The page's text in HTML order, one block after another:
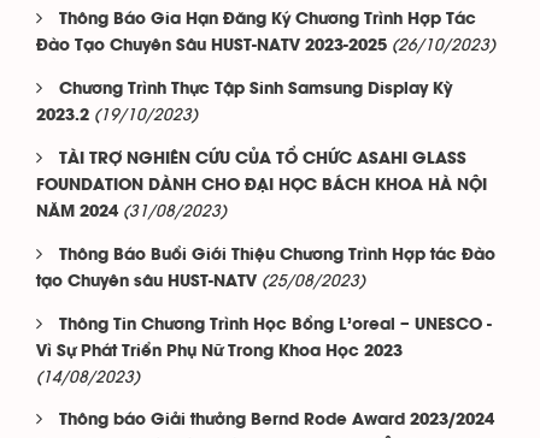
Thông Báo Gia Hạn Đăng Ký Chương Trình Hợp Tác
Đào Tạo Chuyên Sâu HUST-NATV 2023-2025 (26/10/2023)
Chương Trình Thực Tập Sinh Samsung Display Kỳ
2023.2 (19/10/2023)
TÀI TRỢ NGHIÊN CỨU CỦA TỔ CHỨC ASAHI GLASS
FOUNDATION DÀNH CHO ĐẠI HỌC BÁCH KHOA HÀ NỘI
NĂM 2024 (31/08/2023)
Thông Báo Buổi Giới Thiệu Chương Trình Hợp tác Đào
tạo Chuyên sâu HUST-NATV (25/08/2023)
Thông Tin Chương Trình Học Bổng L’oreal – UNESCO -
Vì Sự Phát Triển Phụ Nữ Trong Khoa Học 2023
(14/08/2023)
Thông báo Giải thưởng Bernd Rode Award 2023/2024